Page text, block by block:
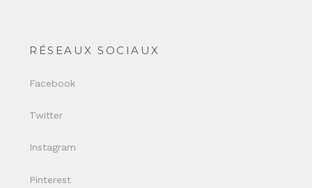
RÉSEAUX SOCIAUX
Facebook
Twitter
Instagram
Pinterest